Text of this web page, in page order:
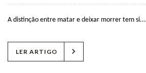
A distinção entre matar e deixar morrer tem si...
LER ARTIGO chevron_right